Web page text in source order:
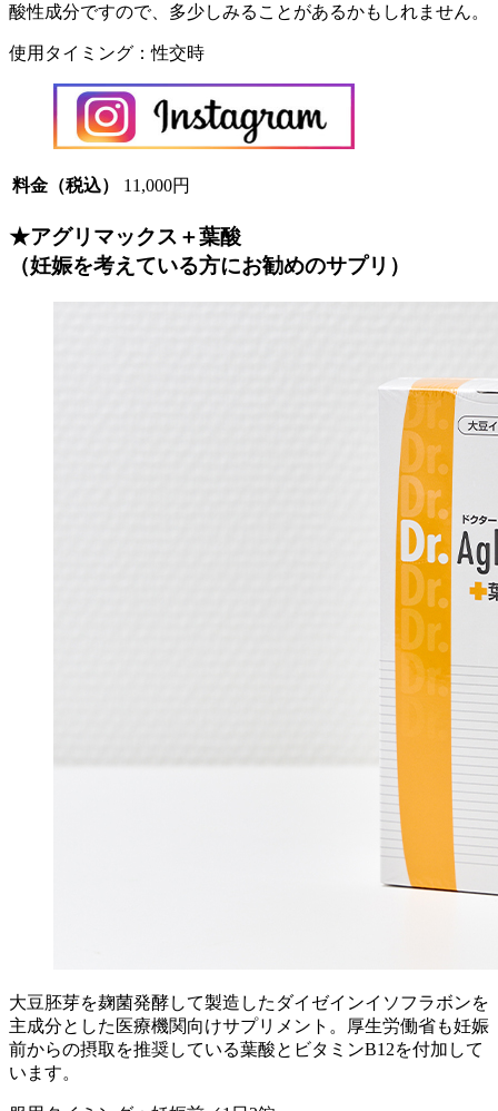
酸性成分ですので、多少しみることがあるかもしれません。
使用タイミング：性交時
料金（税込） 11,000円
★アグリマックス＋葉酸
（妊娠を考えている方にお勧めのサプリ）
大豆胚芽を麹菌発酵して製造したダイゼインイソフラボンを
主成分とした医療機関向けサプリメント。厚生労働省も妊娠
前からの摂取を推奨している葉酸とビタミンB12を付加して
います。